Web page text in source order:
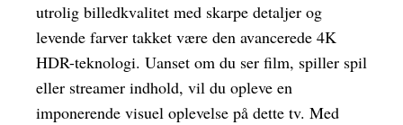
utrolig billedkvalitet med skarpe detaljer og
levende farver takket være den avancerede 4K
HDR-teknologi. Uanset om du ser film, spiller spil
eller streamer indhold, vil du opleve en
imponerende visuel oplevelse på dette tv. Med